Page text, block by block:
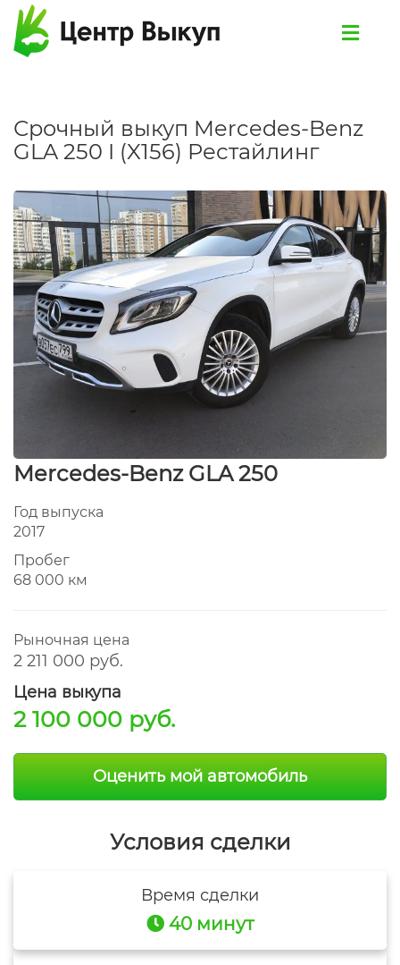
Срочный выкуп Mercedes-Benz
GLA 250 I (X156) Рестайлинг
Mercedes-Benz GLA 250
Год выпуска
2017
Пробег
68 000 км
Рыночная цена
2 211 000 руб.
Цена выкупа
2 100 000 руб.
Оценить мой автомобиль
Условия сделки
Время сделки
40 минут